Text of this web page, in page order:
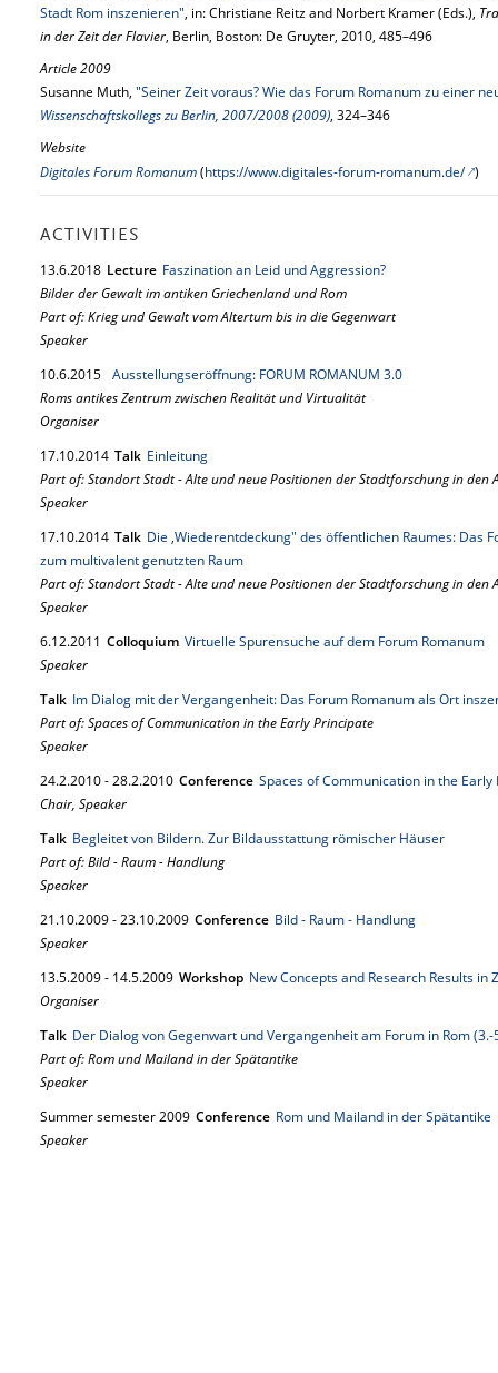
Stadt Rom inszenieren", in: Christiane Reitz and Norbert Kramer (Eds.),
in der Zeit der Flavier, Berlin, Boston: De Gruyter, 2010, 485–496
Article 2009
Susanne Muth, "Seiner Zeit voraus? Wie das Forum Romanum zu einer
Wissenschaftskollegs zu Berlin, 2007/2008 (2009), 324–346
Website
Digitales Forum Romanum(https://www.digitales-forum-romanum.de/ )
ACTIVITIES
13.6.2018 Lecture Faszination an Leid und Aggression?
Bilder der Gewalt im antiken Griechenland und Rom
Part of: Krieg und Gewalt vom Altertum bis in die Gegenwart
Speaker
10.6.2015 Ausstellungseröffnung: FORUM ROMANUM 3.0
Roms antikes Zentrum zwischen Realität und Virtualität
Organiser
17.10.2014 Talk Einleitung
Part of: Standort Stadt - Alte und neue Positionen der Stadtforschung in den
Speaker
17.10.2014 Talk Die ‚Wiederentdeckung" des öffentlichen Raumes: Das
zum multivalent genutzten Raum
Part of: Standort Stadt - Alte und neue Positionen der Stadtforschung in den
Speaker
6.12.2011 Colloquium Virtuelle Spurensuche auf dem Forum Romanum
Speaker
Talk Im Dialog mit der Vergangenheit: Das Forum Romanum als Ort
Part of: Spaces of Communication in the Early Principate
Speaker
24.2.2010-28.2.2010 Conference Spaces of Communication in the Early
Chair, Speaker
Talk Begleitet von Bildern. Zur Bildausstattung römischer Häuser
Part of: Bild - Raum - Handlung
Speaker
21.10.2009-23.10.2009 Conference Bild - Raum - Handlung
Speaker
13.5.2009- 14.5.2009 Workshop New Concepts and Research Results in
Organiser
Talk Der Dialog von Gegenwart und Vergangenheit am Forum in Rom (3.-
Part of: Rom und Mailand in der Spätantike
Speaker
Summer semester 2009 Conference Rom und Mailand in der Spätantike
Speaker